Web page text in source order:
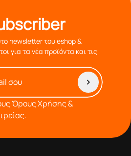
newsletter του eshop &
για τα νέα προϊόντα και τις
Όρους Χρήσης &